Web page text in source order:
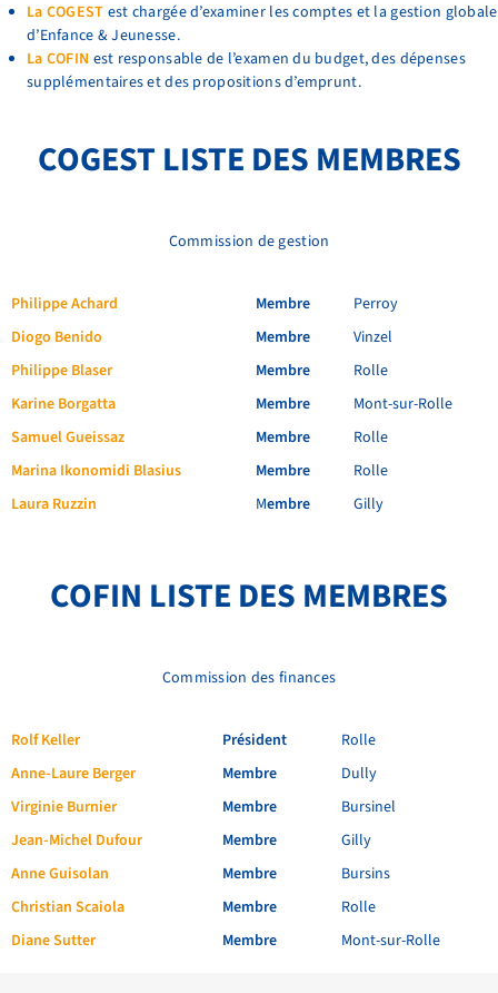
La COGEST est chargée d’examiner les comptes et la gestion globale
d’Enfance & Jeunesse.
La COFIN est responsable de l’examen du budget, des dépenses
supplémentaires et des propositions d’emprunt.
COGEST LISTE DES MEMBRES
Commission de gestion
Philippe Achard Membre
Perroy
Diogo Benido
Membre
Vinzel
Philippe Blaser
Membre
Rolle
Karine Borgatta
Membre
Mont-sur-Rolle
Samuel Gueissaz
Membre
Rolle
Marina Ikonomidi Blasius
Membre
Rolle
Laura Ruzzin
Membre Gilly
COFIN LISTE DES MEMBRES
Commission des finances
Rolf Keller Président
Rolle
Anne-Laure Berger
Membre
Dully
Virginie Burnier
Membre
Bursinel
Jean-Michel Dufour
Membre
Gilly
Anne Guisolan
Membre
Bursins
Christian Scaiola
Membre
Rolle
Diane Sutter
Membre Mont-sur-Rolle